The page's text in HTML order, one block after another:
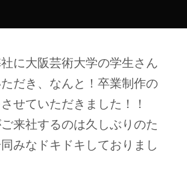
に大阪芸術大学の学生さん
だき、なんと！卒業制作の
せていただきました！！
来社するのは久しぶりのた
みなドキドキしておりまし